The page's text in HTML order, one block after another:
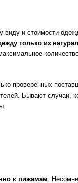
и стоимости
только из
проверенных
Бывают случаи,
к пижамам.